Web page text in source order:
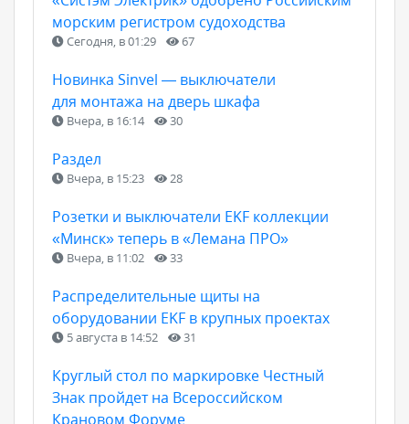
морским регистром судоходства
Сегодня, в 01:29 67
Новинка Sinvel — выключатели
для монтажа на дверь шкафа
Вчера, в 16:14 30
Раздел
Вчера, в 15:23 28
Розетки и выключатели EKF коллекции
«Минск» теперь в «Лемана ПРО»
Вчера, в 11:02 33
Распределительные щиты на
оборудовании EKF в крупных проектах
5 августа в 14:52 31
Круглый стол по маркировке Честный
Знак пройдет на Всероссийском
Крановом Форуме